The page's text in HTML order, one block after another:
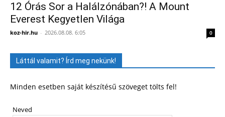
12 Órás Sor a Halálzónában?! A Mount
Everest Kegyetlen Világa
koz-hir.hu - 2026.08.08. 6:05 0
Láttál valamit? Írd meg nekünk!
Minden esetben saját készítésű szöveget tölts fel!
Neved